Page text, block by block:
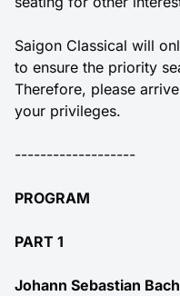
Saigon Classical will
to ensure the priority
Therefore, please
your privileges.
-------------------
PROGRAM
PART 1
Johann Sebastian Bach